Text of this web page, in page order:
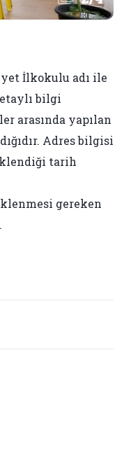
İlkokulu adı ile
bilgi
arasında yapılan
Adres bilgisi
tarih
gereken